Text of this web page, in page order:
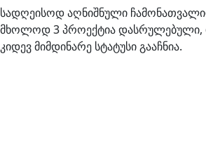
სადღეისოდ აღნიშნული
მხოლოდ 3 პროექტია დასრულებული,
კიდევ მიმდინარე სტატუსი გააჩნია.